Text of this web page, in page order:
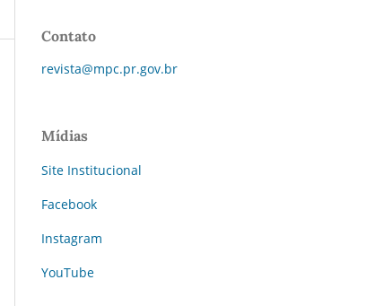
Contato
revista@mpc.pr.gov.br
Mídias
Site Institucional
Facebook
Instagram
YouTube